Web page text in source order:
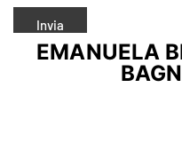
EMANUELA